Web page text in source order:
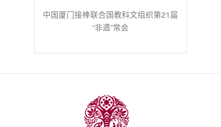
中国厦门接棒联合国教科文组织第21届
“非遗”常会